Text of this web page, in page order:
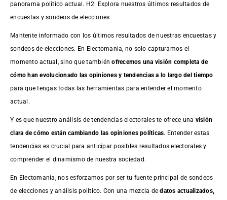
panorama político actual. H2: Explora nuestros últimos resultados de
encuestas y sondeos de elecciones
Mantente informado con los últimos resultados de nuestras encuestasy
sondeos de elecciones. En Electomania, no solo capturamos el
momento actual, sino que tambiénofrecemos una visión completa de
cómo han evolucionado las opiniones y tendencias a lo largo del tiempo
para que tengas todas las herramientas para entender el momento
actual.
Y es que nuestro análisis de tendencias electorales te ofrece una visión
clara de cómo están cambiando las opiniones políticas. Entender estas
tendencias es crucial para anticipar posibles resultados electorales y
comprender el dinamismo de nuestra sociedad.
En Electomanía, nos esforzamos por ser tu fuente principal de sondeos
de elecciones y análisis político. Con una mezcla dedatos actualizados,